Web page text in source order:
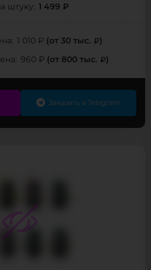
штуку: 1 499 ₽
1 010 ₽ (от 30 тыс. )
960 ₽ (от 800 тыс. )
Заказать в Telegram